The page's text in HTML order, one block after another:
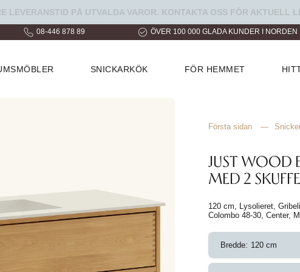
LEVERANSTID PÅ UTVALDA VAROR. KONTAKTA OSS FÖR AKTUELL
08-446 878 89 ÖVER 100 000 GLADA KUNDER I NORDEN
SNICKARKÖK FÖR HEMMET
Första sidan —
JUST WOOD
MED 2
120 cm, Lysolieret,
Colombo 48-30, Center,
Bredde: 120 cm